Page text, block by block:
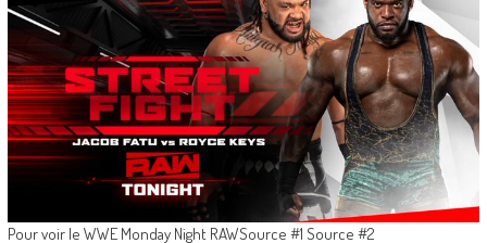
Pour voir le WWE Monday Night RAWSource #1 Source #2